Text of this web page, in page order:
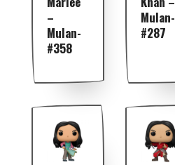
–
Mulan-
#358
Mulan-
#287